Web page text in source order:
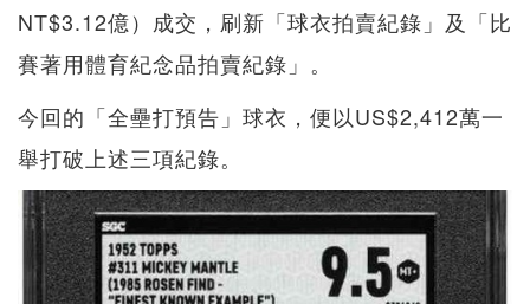
NT$3.12億）成交，刷新「球衣拍賣紀錄」及「比
賽著用體育紀念品拍賣紀錄」。
今回的「全壘打預告」球衣，便以US$2,412萬一
舉打破上述三項紀錄。